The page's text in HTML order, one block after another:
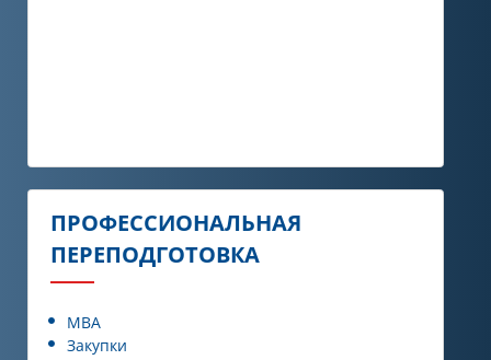
ПРОФЕССИОНАЛЬНАЯ
ПЕРЕПОДГОТОВКА
MBA
Закупки